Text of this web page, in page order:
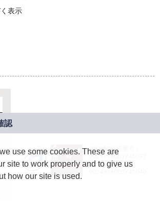
表示
JASRAC許諾番号：
9024936001Y45037
JASRAC許諾番号：
use some cookies. These are
site to work properly and to give us
how our site is used.